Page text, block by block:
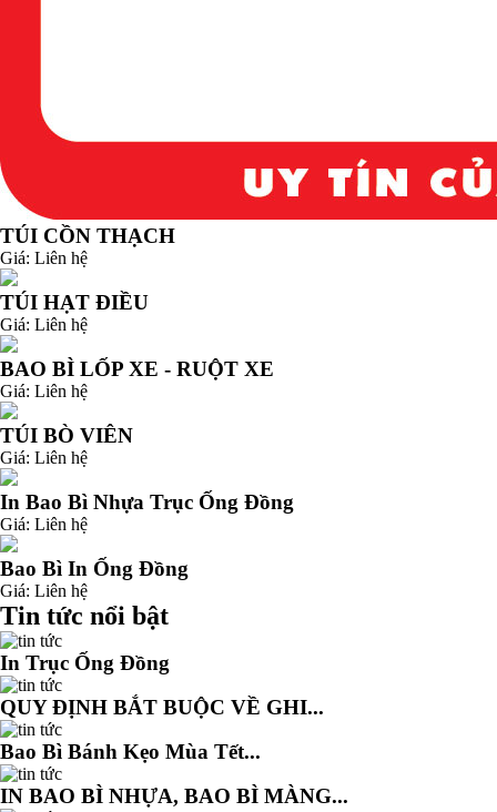
TÚI CỒN THẠCH
Giá: Liên hệ
TÚI HẠT ĐIỀU
Giá: Liên hệ
BAO BÌ LỐP XE - RUỘT XE
Giá: Liên hệ
TÚI BÒ VIÊN
Giá: Liên hệ
In Bao Bì Nhựa Trục Ống Đồng
Giá: Liên hệ
Bao Bì In Ống Đồng
Giá: Liên hệ
Tin tức nổi bật
In Trục Ống Đồng
QUY ĐỊNH BẮT BUỘC VỀ GHI...
Bao Bì Bánh Kẹo Mùa Tết...
IN BAO BÌ NHỰA, BAO BÌ MÀNG...